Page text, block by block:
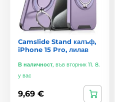
Camslide Stand калъф,
iPhone 15 Pro, лилав
В наличност, във вторник 11. 8.
у вас
9,69 €